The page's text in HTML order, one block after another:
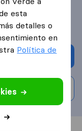
esta
detalles o
en
Política de